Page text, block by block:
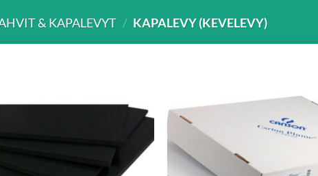
& KAPALEVYT / KAPALEVY (KEVELEVY)